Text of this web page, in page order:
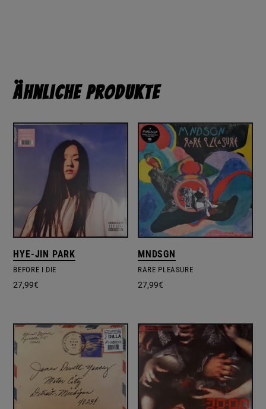
Ähnliche Produkte
HYE-JIN PARK
BEFORE I DIE
27,99€
MNDSGN
RARE PLEASURE
27,99€